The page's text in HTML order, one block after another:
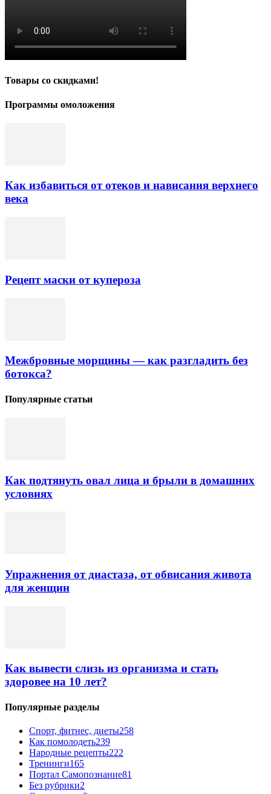
Товары со скидками!
Программы омоложения
Как избавиться от отеков и нависания верхнего
века
Рецепт маски от купероза
Межбровные морщины — как разгладить без
ботокса?
Популярные статьи
Как подтянуть овал лица и брыли в домашних
условиях
Упражнения от диастаза, от обвисания живота
для женщин
Как вывести слизь из организма и стать
здоровее на 10 лет?
Популярные разделы
Спорт, фитнес, диеты258
Как помолодеть239
Народные рецепты222
Тренинги165
Портал Самопознание81
Без рубрики2